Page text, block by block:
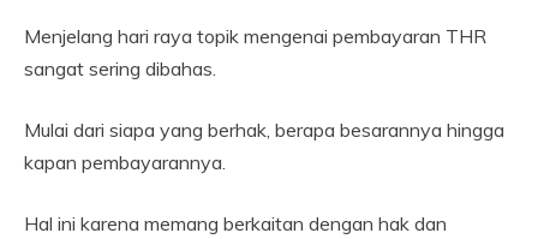
Menjelang hari raya topik mengenai pembayaran THR
sangat sering dibahas.
Mulai dari siapa yang berhak, berapa besarannya hingga
kapan pembayarannya.
Hal ini karena memang berkaitan dengan hak dan